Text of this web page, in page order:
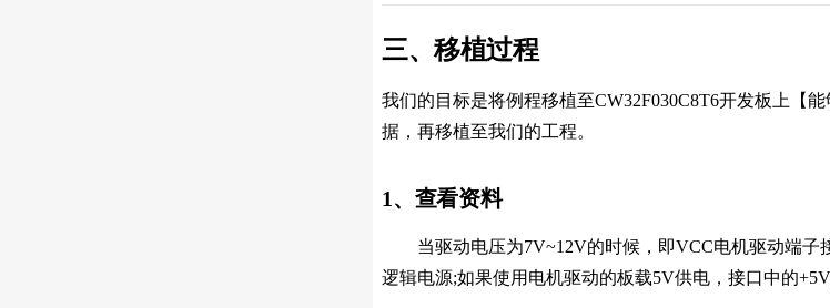
三、移植过程
我们的目标是将例程移植至CW32F030C8T6开发板上【
据，再移植至我们的工程。
1、查看资料
当驱动电压为7V~12V的时候，即VCC电机驱动端子
逻辑电源;如果使用电机驱动的板载5V供电，接口中的